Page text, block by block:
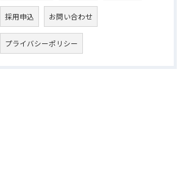
採用申込 お問い合わせ
プライバシーポリシー